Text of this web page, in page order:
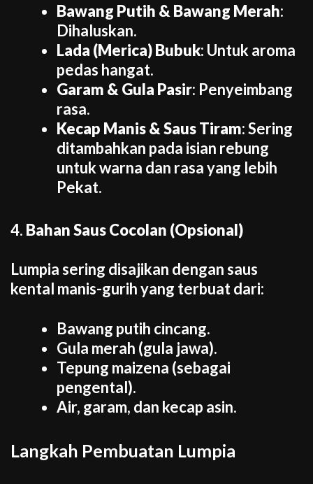
Bawang Putih & Bawang Merah:
Dihaluskan.
Lada (Merica) Bubuk: Untuk aroma
pedas hangat.
Garam & Gula Pasir: Penyeimbang
rasa.
Kecap Manis & Saus Tiram: Sering
ditambahkan pada isian rebung
untuk warna dan rasa yang lebih
Pekat.
4. Bahan Saus Cocolan (Opsional)
Lumpia sering disajikan dengan saus
kental manis-gurih yang terbuat dari:
Bawang putih cincang.
Gula merah (gula jawa).
Tepung maizena (sebagai
pengental).
Air, garam, dan kecap asin.
Langkah Pembuatan Lumpia